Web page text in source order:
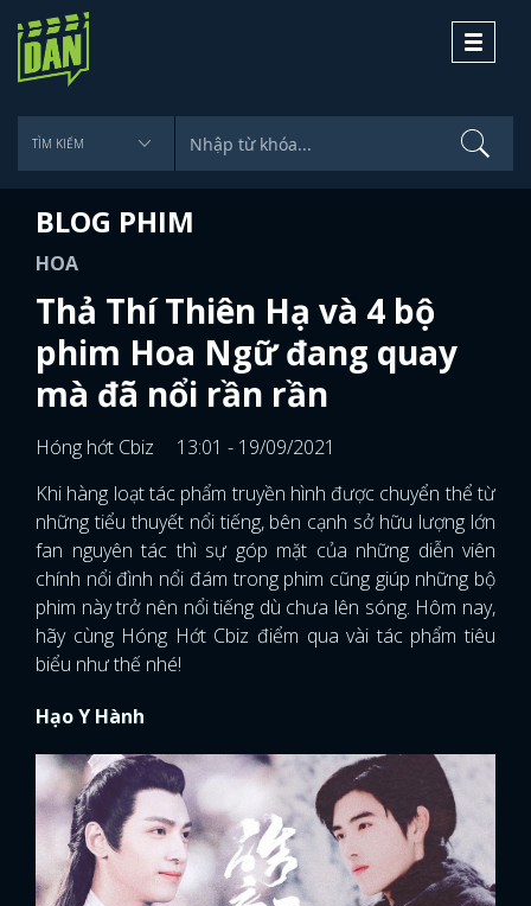
Toggle
BLOG PHIM
HOA
Thả Thí Thiên Hạ và 4 bộ
phim Hoa Ngữ đang quay
mà đã nổi rần rần
Hóng hớt Cbiz
13:01 - 19/09/2021
Khi hàng loạt tác phẩm truyền hình được chuyển thể từ
những tiểu thuyết nổi tiếng, bên cạnh sở hữu lượng lớn
fan nguyên tác thì sự góp mặt của những diễn viên
chính nổi đình nổi đám trong phim cũng giúp những bộ
phim này trở nên nổi tiếng dù chưa lên sóng. Hôm nay,
hãy cùng Hóng Hớt Cbiz điểm qua vài tác phẩm tiêu
biểu như thế nhé!
Hạo Y Hành